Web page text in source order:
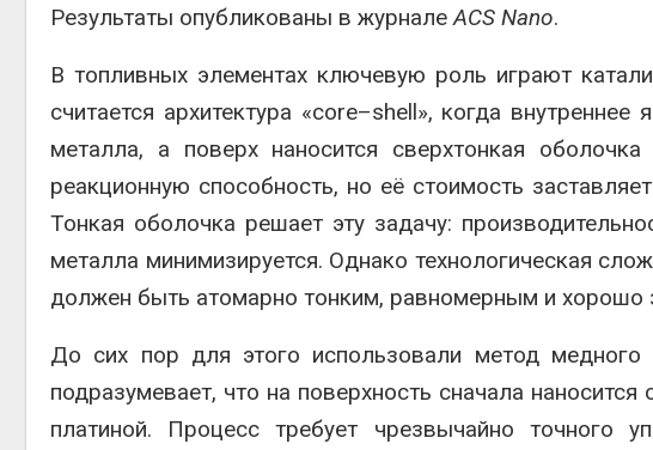
Результаты опубликованы в журналеACS Nano.
В топливных элементах ключевую роль играют
считается архитектура «core–shell», когда
металла, а поверх наносится сверхтонкая
реакционную способность, но её стоимость
Тонкая оболочка решает эту задачу:
металла минимизируется. Однако технологическая
должен быть атомарно тонким, равномерным и хорошо
До сих пор для этого использовали метод медного
подразумевает, что на поверхность сначала
платиной. Процесс требует чрезвычайно точного